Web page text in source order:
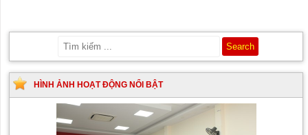
HÌNH ẢNH HOẠT ĐỘNG NỔI BẬT